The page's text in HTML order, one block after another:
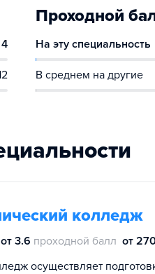
4
Проходной
На эту специальность
В среднем на другие
колледж
от 3.6 проходной балл от
осуществляет